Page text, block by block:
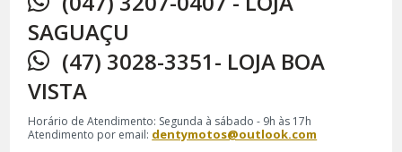
SAGUAÇU
(47) 3028-3351- LOJA BOA
VISTA
Horário de Atendimento: Segunda à sábado - 9h às 17h
Atendimento por email: dentymotos@outlook.com